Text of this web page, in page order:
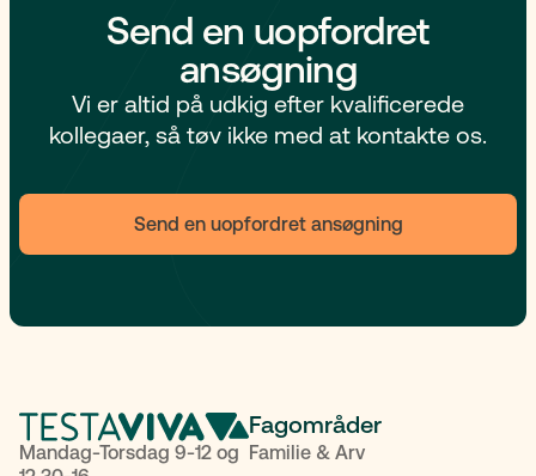
Send en uopfordret
ansøgning
Vi er altid på udkig efter kvalificerede
kollegaer, så tøv ikke med at kontakte os.
Send en uopfordret ansøgning
Mandag-Torsdag 9-12 og
Fagområder
Familie & Arv